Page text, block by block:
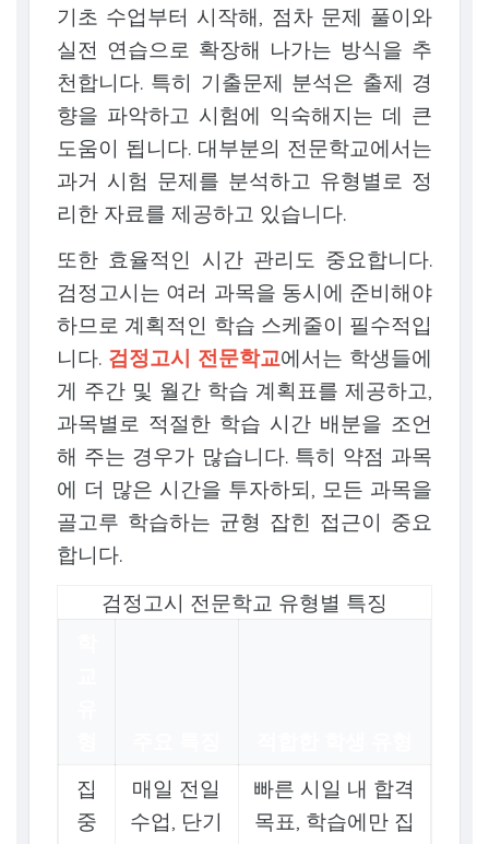
기초 수업부터 시작해, 점차 문제 풀이와
실전 연습으로 확장해 나가는 방식을 추
천합니다. 특히 기출문제 분석은 출제 경
향을 파악하고 시험에 익숙해지는 데 큰
도움이 됩니다. 대부분의 전문학교에서는
과거 시험 문제를 분석하고 유형별로 정
리한 자료를 제공하고 있습니다.
또한 효율적인 시간 관리도 중요합니다.
검정고시는 여러 과목을 동시에 준비해야
하므로 계획적인 학습 스케줄이 필수적입
니다. 검정고시 전문학교에서는 학생들에
게 주간 및 월간 학습 계획표를 제공하고,
과목별로 적절한 학습 시간 배분을 조언
해 주는 경우가 많습니다. 특히 약점 과목
에 더 많은 시간을 투자하되, 모든 과목을
골고루 학습하는 균형 잡힌 접근이 중요
합니다.
검정고시 전문학교 유형별 특징
집
중
매일 전일
수업, 단기
빠른 시일 내 합격
목표, 학습에만 집